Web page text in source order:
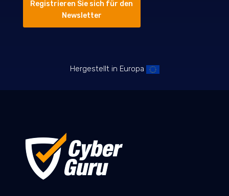
Registrieren Sie sich für den
Newsletter
Hergestellt in Europa